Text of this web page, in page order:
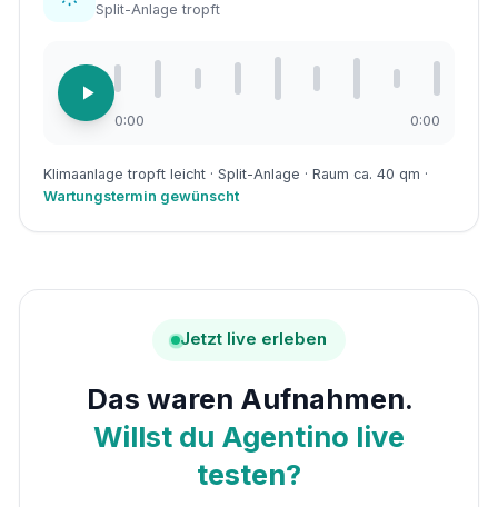
Split-Anlage tropft
0:00 0:00
Klimaanlage tropft leicht · Split-Anlage · Raum ca. 40 qm ·
Wartungstermin gewünscht
Jetzt live erleben
Das waren Aufnahmen.
Willst du Agentino live
testen?